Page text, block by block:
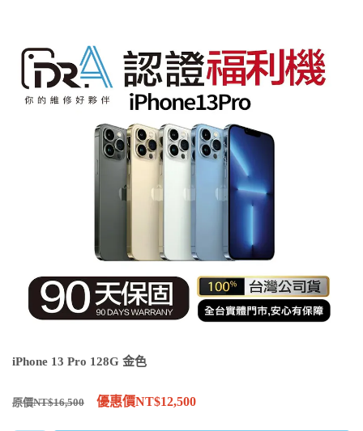
iPhone 13 Pro 128G 金色
原價NT$16,500 優惠價NT$12,500